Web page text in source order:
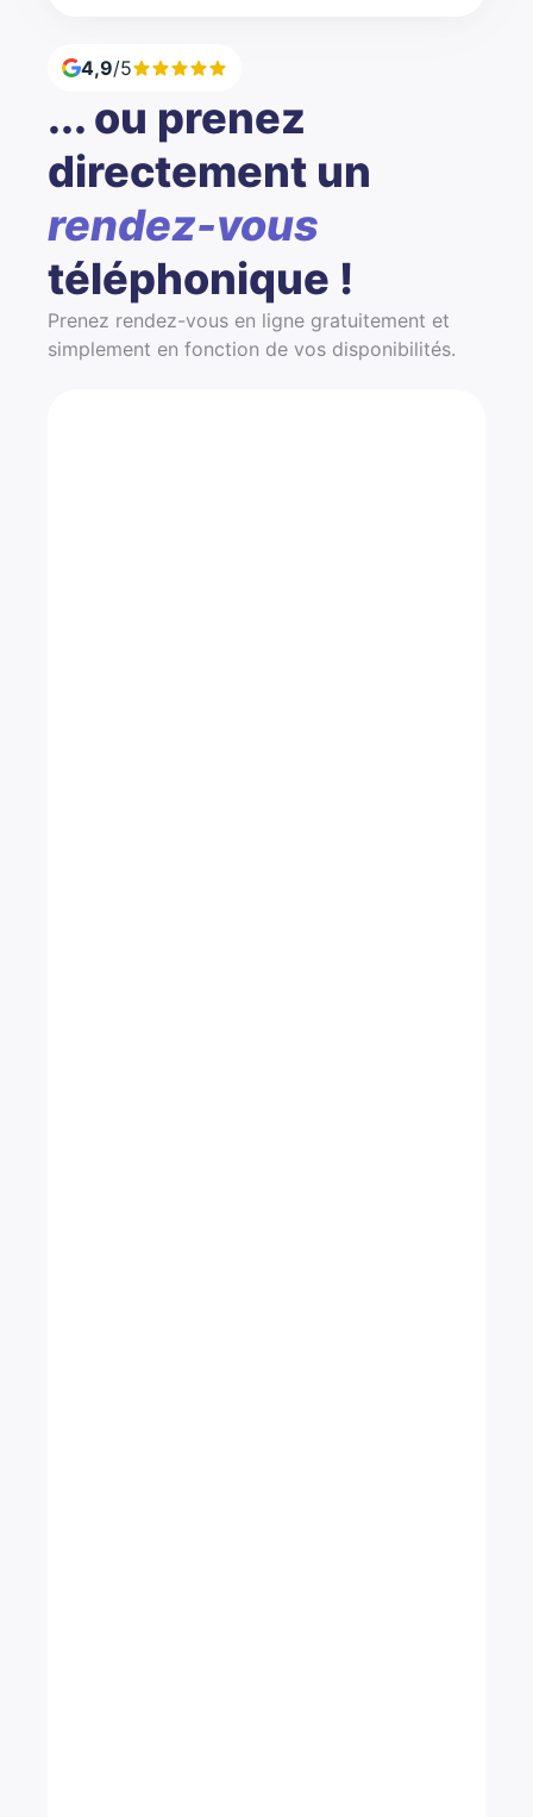
4,9/5
... ou prenez
directement un
rendez-vous
téléphonique !
Prenez rendez-vous en ligne gratuitement et
simplement en fonction de vos disponibilités.